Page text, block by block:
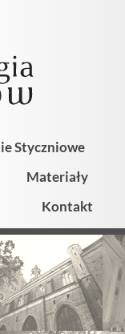
Styczniowe
Materiały
Kontakt